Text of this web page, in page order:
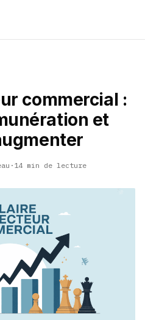
commercial :
et
· 14 min de lecture